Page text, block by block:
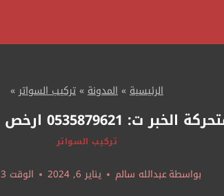
الرئيسية»المدونة»تركيب السواتر»
ارخص انواع السواتر القطيف
تركيب السواتر
بواسطةعبدالله سالم يناير 6, 2024 الوقت